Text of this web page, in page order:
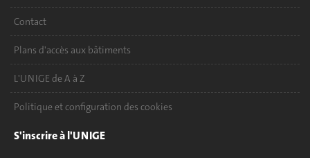
Contact
Plans d'accès aux bâtiments
L'UNIGE de A à Z
Politique et configuration des cookies
S'inscrire à l'UNIGE